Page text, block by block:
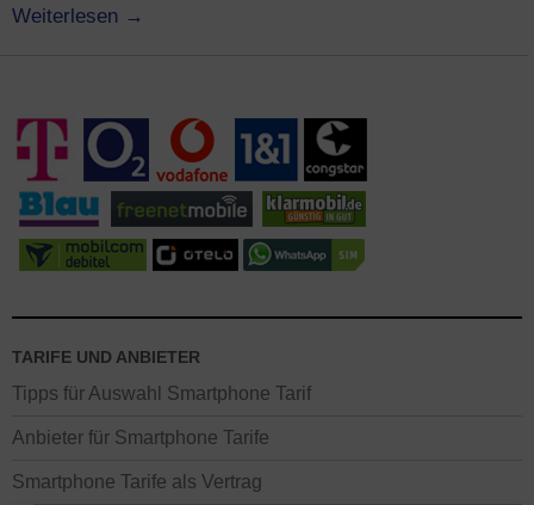
Weiterlesen →
TARIFE UND ANBIETER
Tipps für Auswahl Smartphone Tarif
Anbieter für Smartphone Tarife
Smartphone Tarife als Vertrag